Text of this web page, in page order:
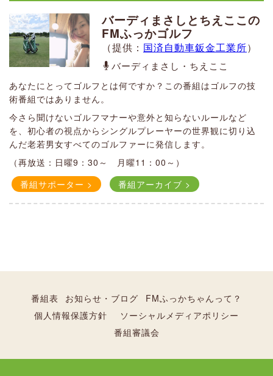
番組サポーター > 番組アーカイブ >
トーク＆トークｏｒトーク
（提供：今井病院 ）
今井けいいちろうと愉快な仲間たち
現在、気になる課題・問題点を、3人がそれぞれの考えをぶつ
け合い、トークバトルを繰り広げる1時間。
白熱バトルになるのか、勝ち負けはあるのか、どんなトーク
バトルになるかは、やってみないとわからない。
（再放送：月曜17：00～ 日曜20：00～）
番組アーカイブ >
20:00｜21:00 [収録番組]
深谷市緑ヶ丘のスタジオから、パーソナリティロックつかご
曲にまつわるトークを繰り広げながら、たくさんのポップス
バーディまさしとちえここの
FMふっかゴルフ
（提供： 国済自動車鈑金工業所）
バーディまさし・ちえここ
あなたにとってゴルフとは何ですか？この番組はゴルフの技
術番組ではありません。
今さら聞けないゴルフマナーや意外と知らないルールなど
を、初心者の視点からシングルプレーヤーの世界観に切り込
んだ老若男女すべてのゴルファーに発信します。
（再放送：日曜9：30～ 月曜11：00～）
番組サポーター >
番組アーカイブ >
お菓子のおかしな話（再放
送）
ざわわ
忙しい日々にほっと一息つけるおやつタイムを一緒に過ごし
りんりんのおしゃべりポケッ
ト！（再放送）
りんりん
番組表 お知らせ・ブログ
FMふっかちゃんって？
個人情報保護方針
ソーシャルメディアポリシー
番組審議会